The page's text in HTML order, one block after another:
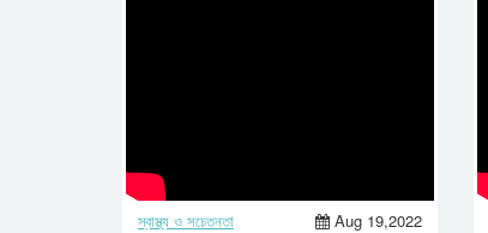
স্বাস্থ্য ও সচেতনতা Aug 19,2022